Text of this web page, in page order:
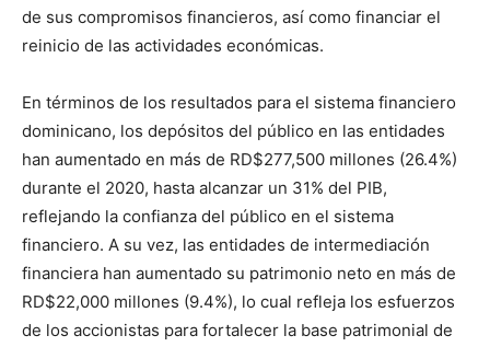
de sus compromisos financieros, así como financiar el
reinicio de las actividades económicas.
En términos de los resultados para el sistema financiero
dominicano, los depósitos del público en las entidades
han aumentado en más de RD$277,500 millones (26.4%)
durante el 2020, hasta alcanzar un 31% del PIB,
reflejando la confianza del público en el sistema
financiero. A su vez, las entidades de intermediación
financiera han aumentado su patrimonio neto en más de
RD$22,000 millones (9.4%), lo cual refleja los esfuerzos
de los accionistas para fortalecer la base patrimonial de